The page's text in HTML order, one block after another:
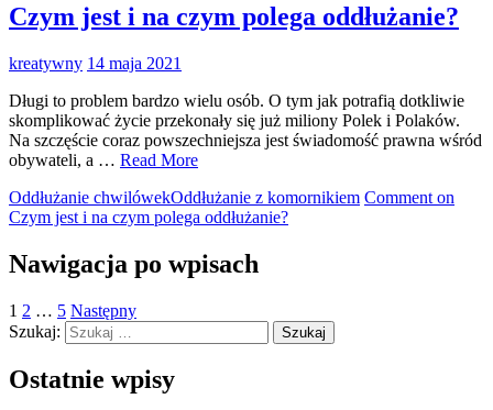
Czym jest i na czym polega oddłużanie?
kreatywny 14 maja 2021
Długi to problem bardzo wielu osób. O tym jak potrafią dotkliwie
skomplikować życie przekonały się już miliony Polek i Polaków.
Na szczęście coraz powszechniejsza jest świadomość prawna wśród
obywateli, a … Read More
Oddłużanie chwilówekOddłużanie z komornikiem Comment on
Czym jest i na czym polega oddłużanie?
Nawigacja po wpisach
1 2 … 5 Następny
Szukaj:
Ostatnie wpisy